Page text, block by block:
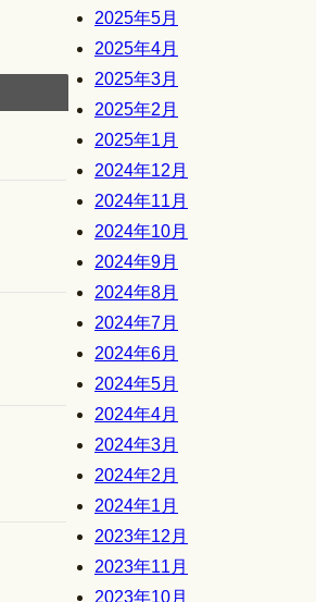
2025年5月
2025年4月
2025年3月
2025年2月
2025年1月
2024年12月
2024年11月
2024年10月
2024年9月
2024年8月
2024年7月
2024年6月
2024年5月
2024年4月
2024年3月
2024年2月
2024年1月
2023年12月
2023年11月
2023年10月